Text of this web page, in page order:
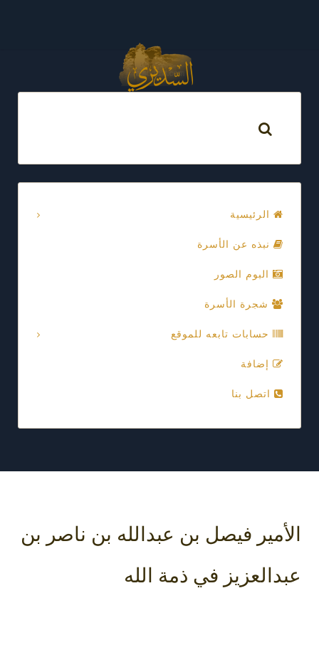
الرئيسية
نبذه عن الأسرة
البوم الصور
شجرة الأسرة
حسابات تابعه للموقع
إضافة
اتصل بنا
الأمير فيصل بن عبدالله بن ناصر بن
عبدالعزيز في ذمة الله